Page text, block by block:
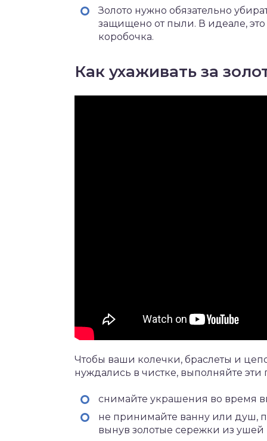
Золото нужно обязательно
защищено от пыли. В идеале,
коробочка.
Как ухаживать за
Чтобы ваши колечки, браслеты и
нуждались в чистке, выполняйте
снимайте украшения во время
не принимайте ванну или душ,
вынув золотые сережки из ушей